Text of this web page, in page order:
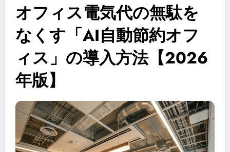
オフィス電気代の無駄を
なくす「AI自動節約オフ
ィス」の導入方法【2026
年版】